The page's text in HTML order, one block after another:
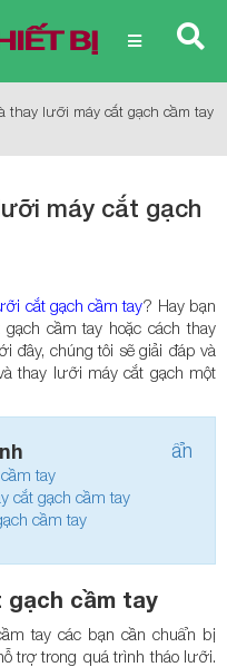
thay lưỡi máy cắt gạch cầm tay
máy cắt gạch
cắt gạch cầm tay? Hay bạn
cầm tay hoặc cách thay
đây, chúng tôi sẽ giải đáp và
thay lưỡi máy cắt gạch một
ẩn
tay
cắt gạch cầm tay
cầm tay
cầm tay
tay các bạn cần chuẩn bị
trợ trong quá trình tháo lưỡi.